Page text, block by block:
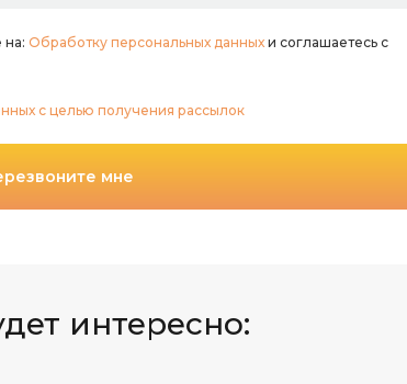
на: Обработку персональных данных и соглашаетесь с
с целью получения рассылок
мне
интересно: